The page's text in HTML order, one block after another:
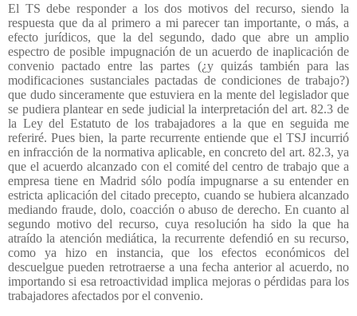
El TS debe responder a los dos motivos del recurso, siendo la
respuesta que da al primero a mi parecer tan importante, o más, a
efecto jurídicos, que la del segundo, dado que abre un amplio
espectro de posible impugnación de un acuerdo de inaplicación de
convenio pactado entre las partes (¿y quizás también para las
modificaciones sustanciales pactadas de condiciones de trabajo?)
que dudo sinceramente que estuviera en la mente del legislador que
se pudiera plantear en sede judicial la interpretación del art. 82.3 de
la Ley del Estatuto de los trabajadores a la que en seguida me
referiré. Pues bien, la parte recurrente entiende que el TSJ incurrió
en infracción de la normativa aplicable, en concreto del art. 82.3, ya
que el acuerdo alcanzado con el comité del centro de trabajo que a
empresa tiene en Madrid sólo podía impugnarse a su entender en
estricta aplicación del citado precepto, cuando se hubiera alcanzado
mediando fraude, dolo, coacción o abuso de derecho. En cuanto al
segundo motivo del recurso, cuya resolución ha sido la que ha
atraído la atención mediática, la recurrente defendió en su recurso,
como ya hizo en instancia, que los efectos económicos del
descuelgue pueden retrotraerse a una fecha anterior al acuerdo, no
importando si esa retroactividad implica mejoras o pérdidas para los
trabajadores afectados por el convenio.